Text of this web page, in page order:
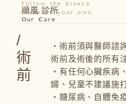
Follow the breeze
Shine on your own
順風 診所
Our Care
/
術
前
・術前須與醫師諮
術前及術後的所有
・有任何心臟疾病
婦、兒童不建議施
・糖尿病、自體免